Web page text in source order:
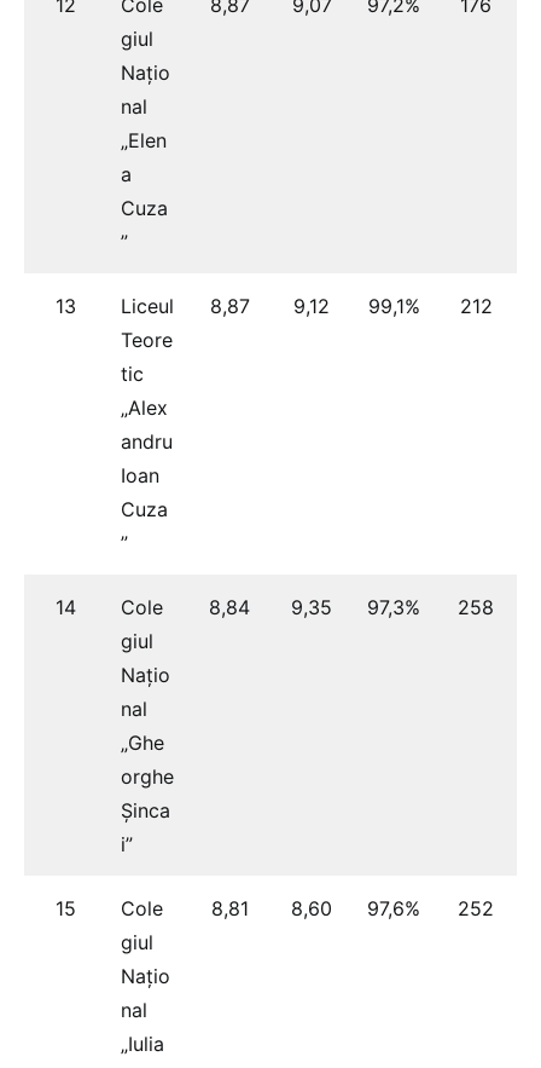
giul
Națio
nal
„Elen
a
Cuza
”
13
Liceul
Teore
tic
„Alex
andru
Ioan
Cuza
”
8,87 9,12 99,1% 212
14
Cole
giul
Națio
nal
„Ghe
orghe
Șinca
i”
8,84 9,35 97,3% 258
15
Cole
giul
Națio
nal
„Iulia
8,81 8,60 97,6% 252